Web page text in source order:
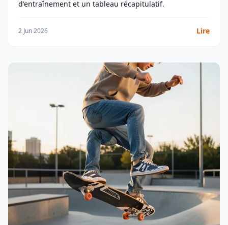
d'entraînement et un tableau récapitulatif.
2 Jun 2026 Lire